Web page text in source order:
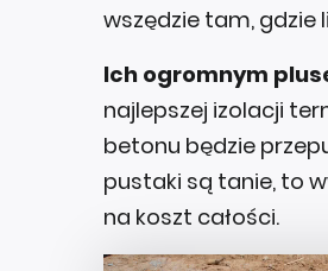
wszędzie tam, gdzie
Ich ogromnym
najlepszej izolacji
betonu będzie
pustaki są tanie, to
na koszt całości.